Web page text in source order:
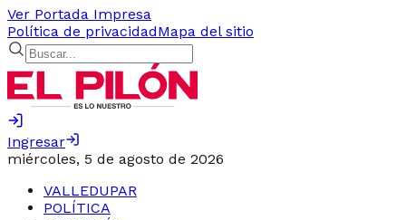
Ver Portada Impresa
Política de privacidadMapa del sitio
Ingresar
miércoles, 5 de agosto de 2026
VALLEDUPAR
POLÍTICA